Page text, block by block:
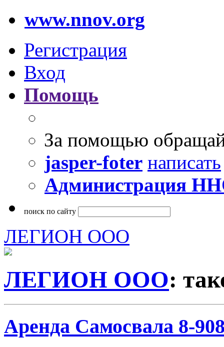
www.nnov.org
Регистрация
Вход
Помощь
За помощью
jasper-foter написать
Администрация
поиск по сайту
ЛЕГИОН ООО
ЛЕГИОН ООО:
Аренда Самосвала 8-